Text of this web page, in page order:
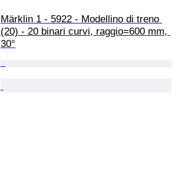
Märklin 1 - 5922 - Modellino di treno
(20) - 20 binari curvi, raggio=600 mm,
30°